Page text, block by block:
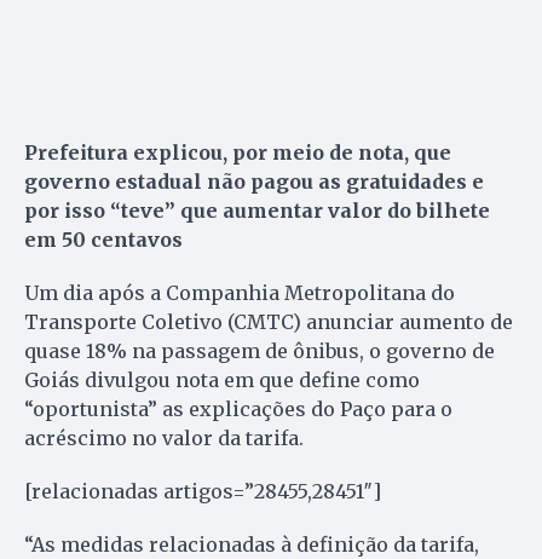
Prefeitura explicou, por meio de nota, que
governo estadual não pagou as gratuidades e
por isso “teve” que aumentar valor do bilhete
em 50 centavos
Um dia após a Companhia Metropolitana do
Transporte Coletivo (CMTC) anunciar aumento de
quase 18% na passagem de ônibus, o governo de
Goiás divulgou nota em que define como
“oportunista” as explicações do Paço para o
acréscimo no valor da tarifa.
[relacionadas artigos=”28455,28451″]
“As medidas relacionadas à definição da tarifa,